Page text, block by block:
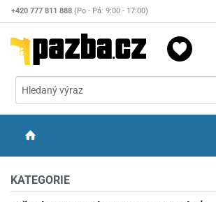
+420 777 811 888 (Po - Pá: 9:00 - 17:00)
OPTIKA
KATEGORIE